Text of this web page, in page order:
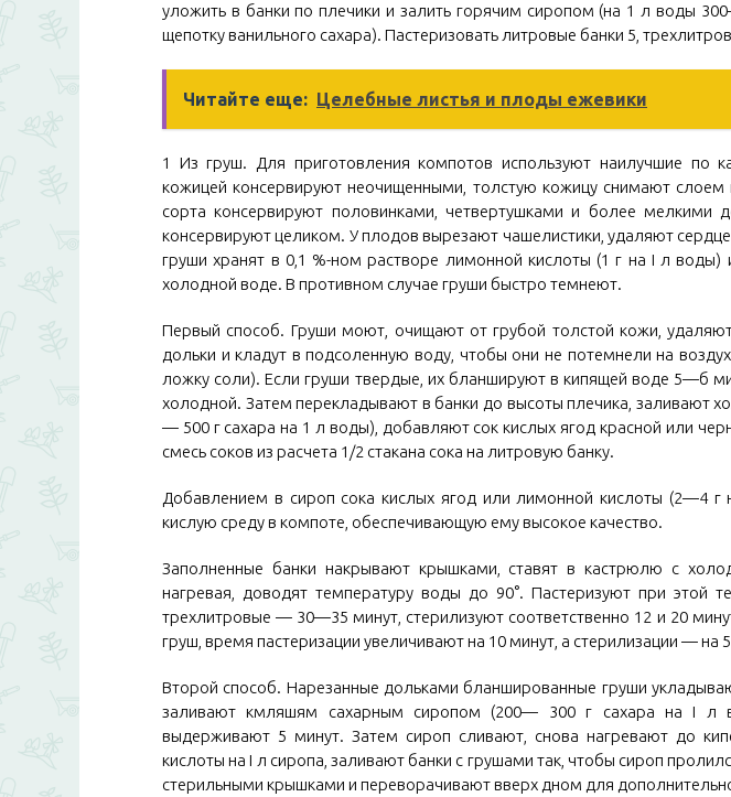
уложить в банки по плечики и залить горячим сиропом (на 1 л воды
щепотку ванильного сахара). Пастеризовать литровые банки 5,
Читайте еще: Целебные листья и плоды ежевики
1 Из груш. Для приготовления компотов используют наилучшие по
кожицей консервируют неочищенными, толстую кожицу снимают
сорта консервируют половинками, четвертушками и более мелкими
консервируют целиком. У плодов вырезают чашелистики, удаляют
груши хранят в 0,1 %-ном растворе лимонной кислоты (1 г на I л воды)
холодной воде. В противном случае груши быстро темнеют.
Первый способ. Груши моют, очищают от грубой толстой кожи,
дольки и кладут в подсоленную воду, чтобы они не потемнели на
ложку соли). Если груши твердые, их бланшируют в кипящей воде 5—б
холодной. Затем перекладывают в банки до высоты плечика, заливают
— 500 г сахара на 1 л воды), добавляют сок кислых ягод красной или
смесь соков из расчета 1/2 стакана сока на литровую банку.
Добавлением в сироп сока кислых ягод или лимонной кислоты (2—4
кислую среду в компоте, обеспечивающую ему высокое качество.
Заполненные банки накрывают крышками, ставят в кастрюлю с
нагревая, доводят температуру воды до 90°. Пастеризуют при этой
трехлитровые — 30—35 минут, стерилизуют соответственно 12 и 20
груш, время пастеризации увеличивают на 10 минут, а стерилизации — на
Второй способ. Нарезанные дольками бланшированные груши
заливают кмляшям сахарным сиропом (200— 300 г сахара на I л
выдерживают 5 минут. Затем сироп сливают, снова нагревают до
кислоты на I л сиропа, заливают банки с грушами так, чтобы сироп
стерильными крышками и переворачивают вверх дном для